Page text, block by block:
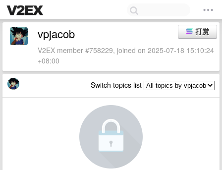
打赏
vpjacob
V2EX member #758229, joined on 2025-07-18 15:10:24
+08:00
Switch topics list